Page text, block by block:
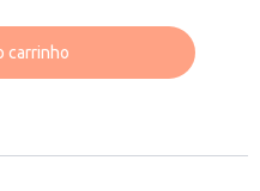
carrinho